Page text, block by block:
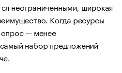
неограниченными, широкая
Когда ресурсы
спрос — менее
набор предложений